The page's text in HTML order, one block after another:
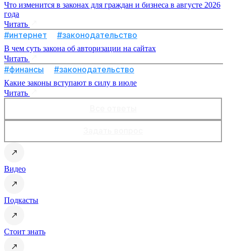
Что изменится в законах для граждан и бизнеса в августе 2026
года
Читать
#интернет #законодательство
В чем суть закона об авторизации на сайтах
Читать
#финансы #законодательство
Какие законы вступают в силу в июле
Читать
Видео
Подкасты
Стоит знать